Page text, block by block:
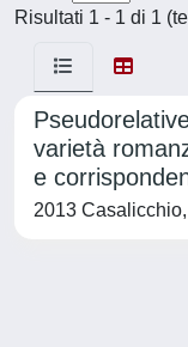
Risultati 1 - 1 di 1
varietà
e
2013